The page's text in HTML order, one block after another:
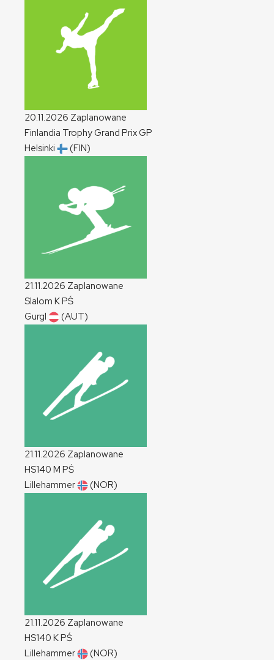
20.11.2026 Zaplanowane
Finlandia Trophy Grand PrixGP
Helsinki
(FIN)
21.11.2026 Zaplanowane
Slalom KPŚ
Gurgl
(AUT)
21.11.2026 Zaplanowane
HS140 M PŚ
Lillehammer
(NOR)
21.11.2026 Zaplanowane
HS140 KPŚ
Lillehammer
(NOR)